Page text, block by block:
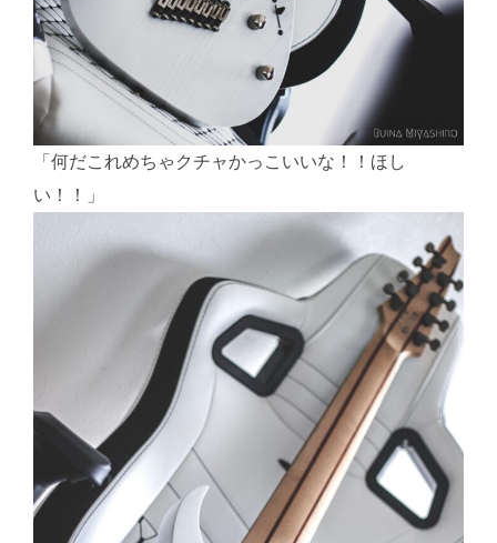
「何だこれめちゃクチャかっこいいな！！ほし
い！！」